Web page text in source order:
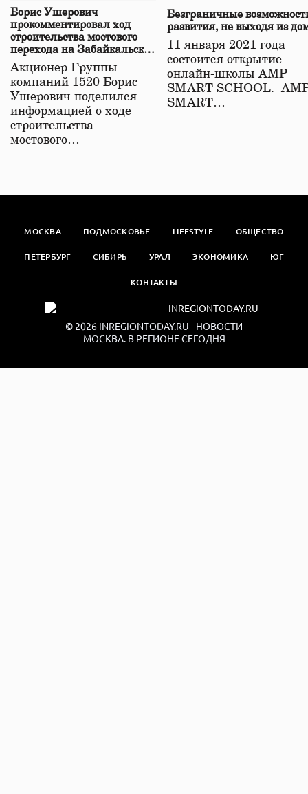
Борис Ушерович
прокомментировал ход
строительства мостового
перехода на Забайкальской
железной дороге
Акционер Группы
компаний 1520 Борис
Ушерович поделился
информацией о ходе
строительства
мостового…
Безграничные
развития, не выходя из
11 января 2021 года
состоится открытие
онлайн-школы АМР
SMART SCHOOL.
SMART…
МОСКВА ПОДМОСКОВЬЕ LIFESTYLE ОБЩЕСТВО
ПЕТЕРБУРГ СИБИРЬ УРАЛ ЭКОНОМИКА ЮГ
КОНТАКТЫ
© 2026 INREGIONTODAY.RU - НОВОСТИ
МОСКВА. В РЕГИОНЕ СЕГОДНЯ